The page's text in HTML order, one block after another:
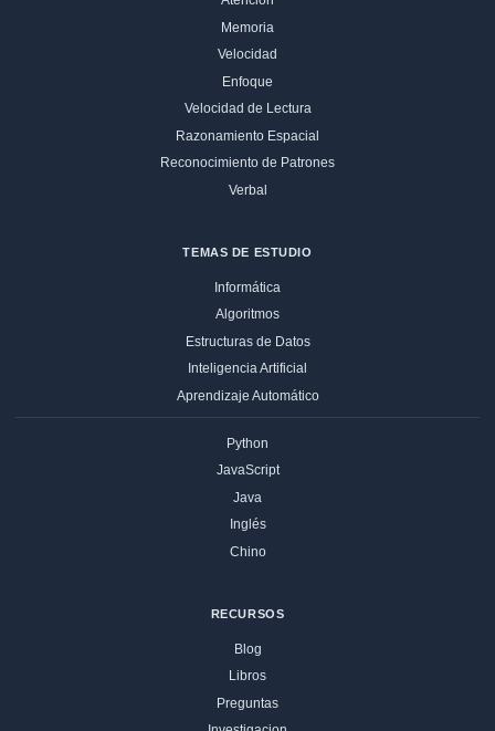
Memoria
Velocidad
Enfoque
Velocidad de Lectura
Razonamiento Espacial
Reconocimiento de Patrones
Verbal
TEMAS DE ESTUDIO
Informática
Algoritmos
Estructuras de Datos
Inteligencia Artificial
Aprendizaje Automático
Python
JavaScript
Java
Inglés
Chino
RECURSOS
Blog
Libros
Preguntas